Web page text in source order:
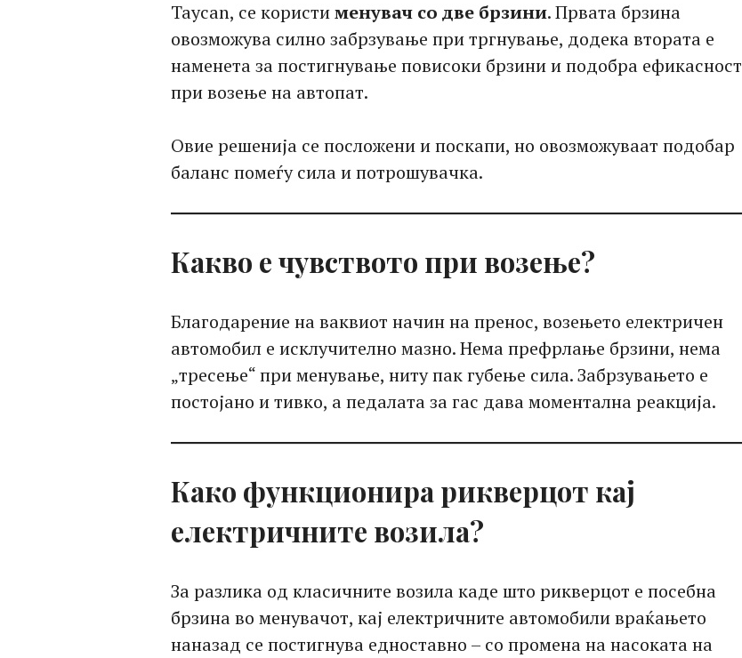
Taycan, се користименувач со две брзини. Првата брзина
овозможува силно забрзување при тргнување, додека втората е
наменета за постигнување повисоки брзини и подобра ефикасност
при возење на автопат.
Овие решенија се посложени и поскапи, но овозможуваат подобар
баланс помеѓу сила и потрошувачка.
Какво е чувството при возење?
Благодарение на ваквиот начин на пренос, возењето електричен
автомобил е исклучително мазно. Нема префрлање брзини, нема
„тресење“ при менување, ниту пак губење сила. Забрзувањето е
постојано и тивко, а педалата за гас дава моментална реакција.
Како функционира рикверцот кај
електричните возила?
За разлика од класичните возила каде што рикверцот е посебна
брзина во менувачот, кај електричните автомобили враќањето
наназад се постигнува едноставно – со промена на насоката на